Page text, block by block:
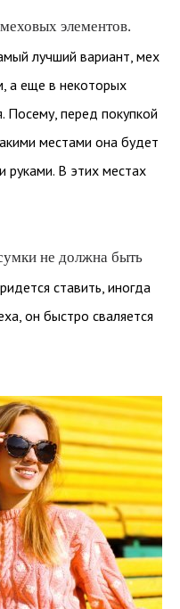
элементов.
лучший вариант, мех
а еще в некоторых
Посему, перед покупкой
местами она будет
руками. В этих местах
не должна быть
ставить, иногда
он быстро сваляется